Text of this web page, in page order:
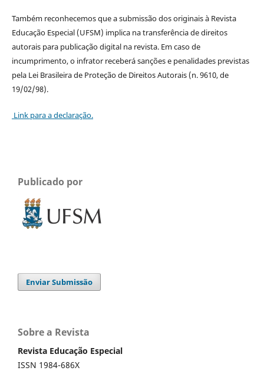
Também reconhecemos que a submissão dos originais à Revista
Educação Especial (UFSM) implica na transferência de direitos
autorais para publicação digital na revista. Em caso de
incumprimento, o infrator receberá sanções e penalidades previstas
pela Lei Brasileira de Proteção de Direitos Autorais (n. 9610, de
19/02/98).
Link para a declaração.
Publicado por
Enviar Submissão
Sobre a Revista
Revista Educação Especial
ISSN 1984-686X